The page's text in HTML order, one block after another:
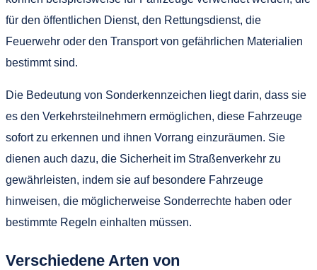
für den öffentlichen Dienst, den Rettungsdienst, die
Feuerwehr oder den Transport von gefährlichen Materialien
bestimmt sind.
Die Bedeutung von Sonderkennzeichen liegt darin, dass sie
es den Verkehrsteilnehmern ermöglichen, diese Fahrzeuge
sofort zu erkennen und ihnen Vorrang einzuräumen. Sie
dienen auch dazu, die Sicherheit im Straßenverkehr zu
gewährleisten, indem sie auf besondere Fahrzeuge
hinweisen, die möglicherweise Sonderrechte haben oder
bestimmte Regeln einhalten müssen.
Verschiedene Arten von